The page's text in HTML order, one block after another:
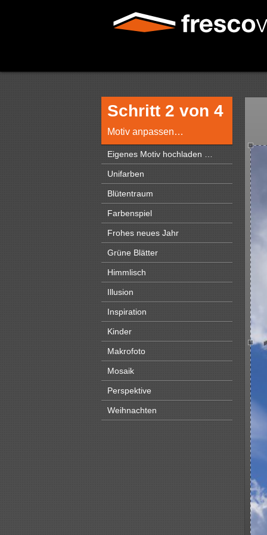
Schritt 2 von 4
Motiv anpassen…
Eigenes Motiv hochladen …
Unifarben
Blütentraum
Farbenspiel
Frohes neues Jahr
Grüne Blätter
Himmlisch
Illusion
Inspiration
Kinder
Makrofoto
Mosaik
Perspektive
Weihnachten